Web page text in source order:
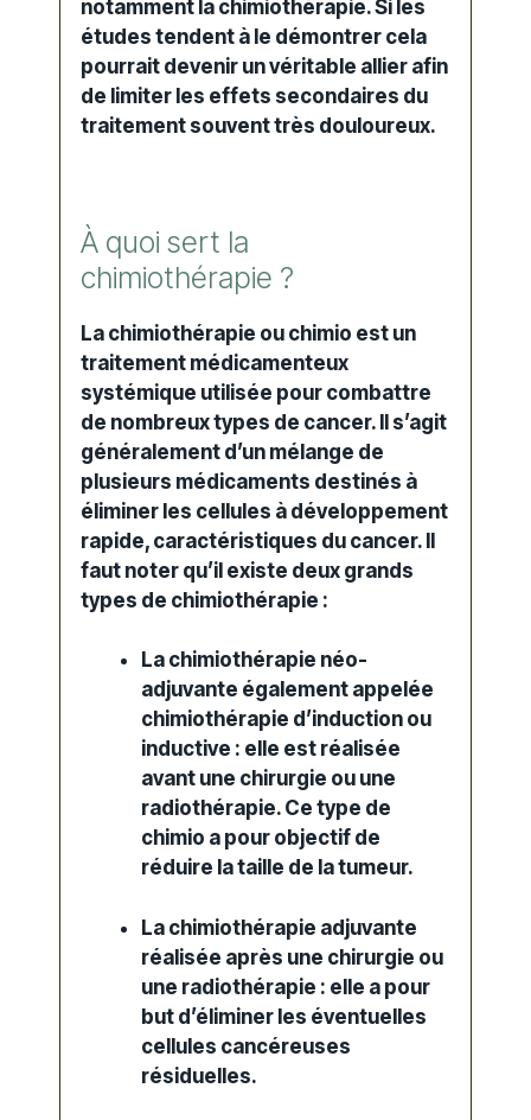
notamment la chimiothérapie. Si les
études tendent à le démontrer cela
pourrait devenir un véritable allier afin
de limiter les effets secondaires du
traitement souvent très douloureux.
À quoi sert la
chimiothérapie ?
La chimiothérapie ou chimio est un
traitement médicamenteux
systémique utilisée pour combattre
de nombreux types de cancer. Il s’agit
généralement d’un mélange de
plusieurs médicaments destinés à
éliminer les cellules à développement
rapide, caractéristiques du cancer. Il
faut noter qu’il existe deux grands
types de chimiothérapie :
La chimiothérapie néo-
adjuvante également appelée
chimiothérapie d’induction ou
inductive : elle est réalisée
avant une chirurgie ou une
radiothérapie. Ce type de
chimio a pour objectif de
réduire la taille de la tumeur.
La chimiothérapie adjuvante
réalisée après une chirurgie ou
une radiothérapie : elle a pour
but d’éliminer les éventuelles
cellules cancéreuses
résiduelles.